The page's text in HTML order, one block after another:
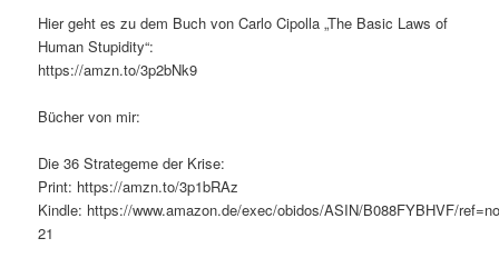
Hier geht es zu dem Buch von Carlo Cipolla „The Basic Laws of
Human Stupidity“:
https://amzn.to/3p2bNk9
Bücher von mir:
Die 36 Strategeme der Krise:
Print: https://amzn.to/3p1bRAz
Kindle: https://www.amazon.de/exec/obidos/ASIN/B088FYBHVF/
21